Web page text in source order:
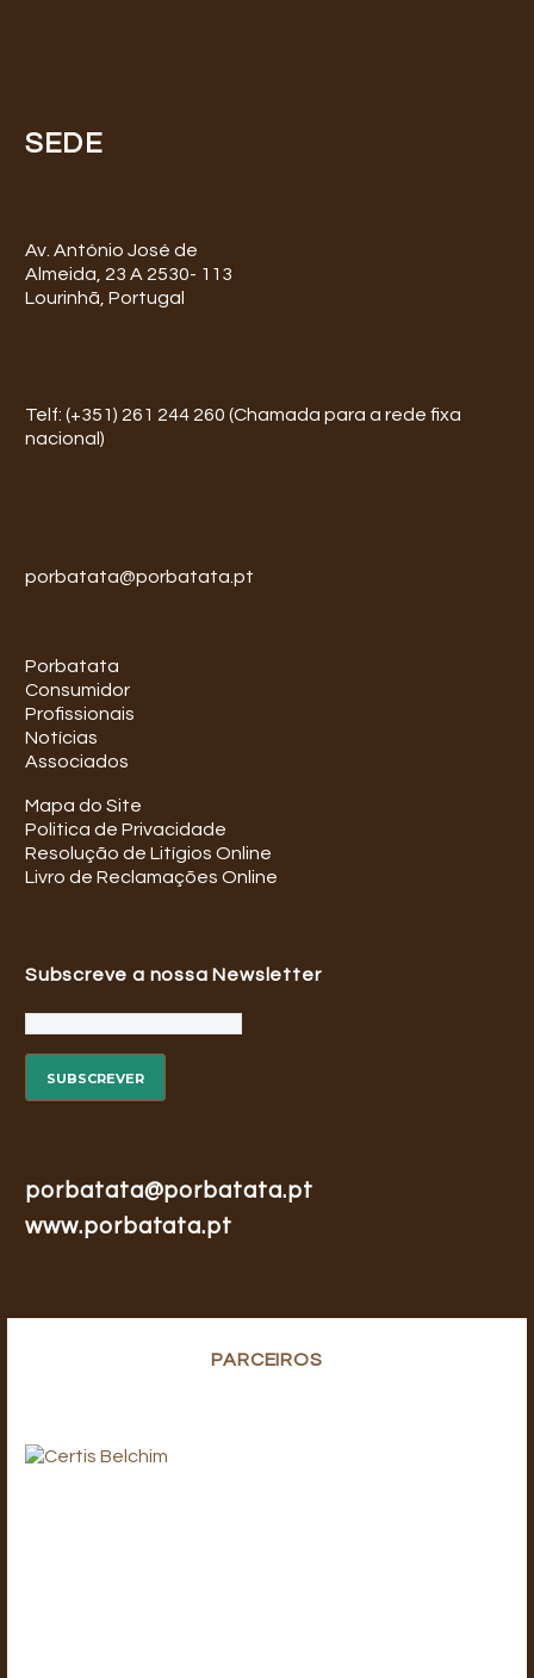
SEDE
Av. António José de
Almeida, 23 A 2530- 113
Lourinhã, Portugal
Telf: (+351) 261 244 260 (Chamada para a rede fixa
nacional)
porbatata@porbatata.pt
Porbatata
Consumidor
Profissionais
Notícias
Associados
Mapa do Site
Politica de Privacidade
Resolução de Litígios Online
Livro de Reclamações Online
Subscreve a nossa Newsletter
porbatata@porbatata.pt
www.porbatata.pt
PARCEIROS